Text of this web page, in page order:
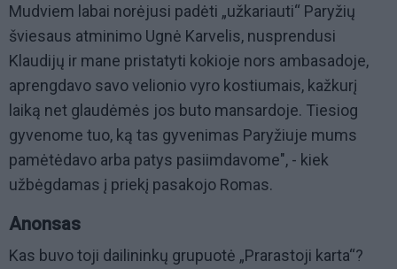
Mudviem labai norėjusi padėti „užkariauti“ Paryžių
šviesaus atminimo Ugnė Karvelis, nusprendusi
Klaudijų ir mane pristatyti kokioje nors ambasadoje,
aprengdavo savo velionio vyro kostiumais, kažkurį
laiką net glaudėmės jos buto mansardoje. Tiesiog
gyvenome tuo, ką tas gyvenimas Paryžiuje mums
pamėtėdavo arba patys pasiimdavome", - kiek
užbėgdamas į priekį pasakojo Romas.
Anonsas
Kas buvo toji dailininkų grupuotė „Prarastoji karta“?